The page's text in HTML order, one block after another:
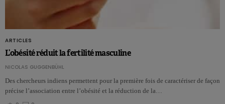
ARTICLES
L’obésité réduit la fertilité masculine
NICOLAS GUGGENBÜHL
Des chercheurs indiens permettent pour la première fois de caractériser de façon
précise l’association entre l’obésité et la réduction de la…